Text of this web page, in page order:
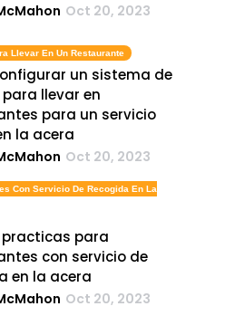
Oct 20, 2023
Llevar En Un Restaurante
un sistema de
llevar en
para un servicio
la acera
Oct 20, 2023
Con Servicio De Recogida En La
practicas para
con servicio de
en la acera
Oct 20, 2023